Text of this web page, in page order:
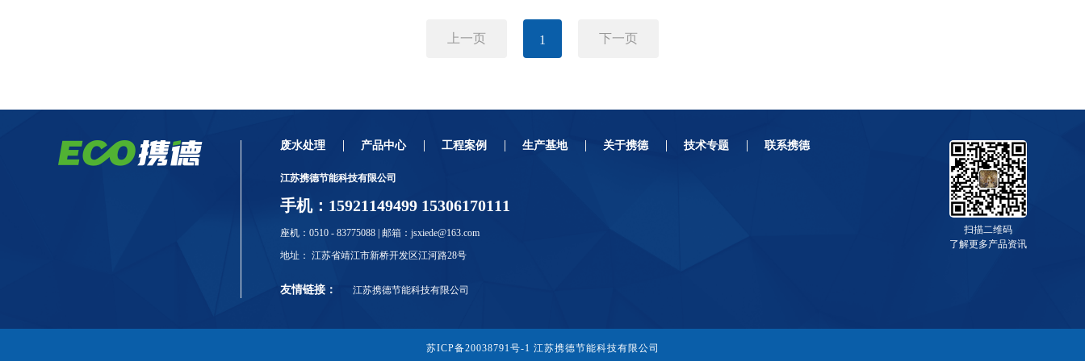
上一页 1 下一页
废水处理 产品中心 工程案例 生产基地 关于携德 技术专题 联系携德
江苏携德节能科技有限公司
手机：15921149499 15306170111
座机：0510 - 83775088 | 邮箱：jsxiede@163.com
地址： 江苏省靖江市新桥开发区江河路28号
友情链接： 江苏携德节能科技有限公司
扫描二维码
了解更多产品资讯
苏ICP备20038791号-1 江苏携德节能科技有限公司